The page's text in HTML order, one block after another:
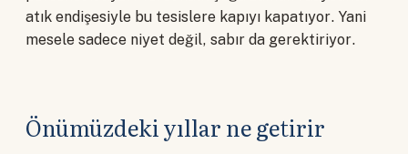
atık endişesiyle bu tesislere kapıyı kapatıyor. Yani
mesele sadece niyet değil, sabır da gerektiriyor.
Önümüzdeki yıllar ne getirir